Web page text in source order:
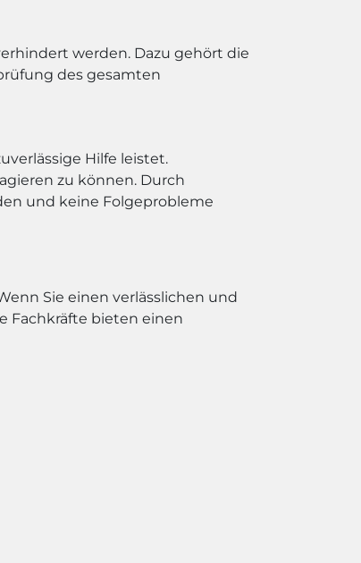
werden. Dazu gehört die
des gesamten
Hilfe leistet.
zu können. Durch
und keine Folgeprobleme
Sie einen verlässlichen und
Fachkräfte bieten einen